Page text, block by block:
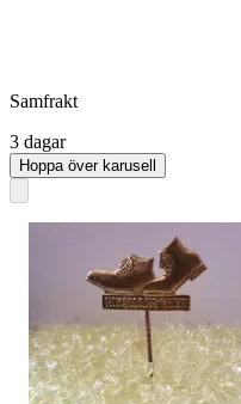
Samfrakt
3 dagar
Hoppa över karusell